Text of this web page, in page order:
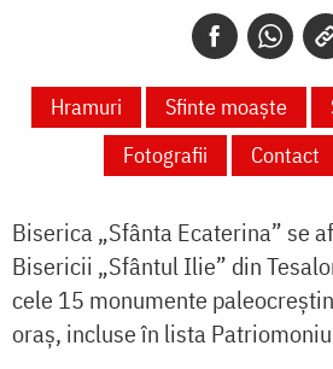
Hramuri Sfinte moaște
Fotografii
Contact
Biserica „Sfânta Ecaterina” se
Bisericii „Sfântul Ilie” din
cele 15 monumente
oraș, incluse în lista